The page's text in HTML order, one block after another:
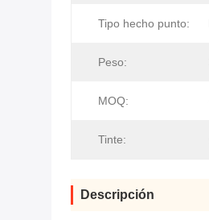
Tipo hecho punto:
Peso:
MOQ:
Tinte:
Descripción